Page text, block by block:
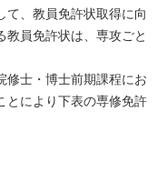
て、教員免許状取得に向
教員免許状は、専攻ごと
修士・博士前期課程にお
とにより下表の専修免許